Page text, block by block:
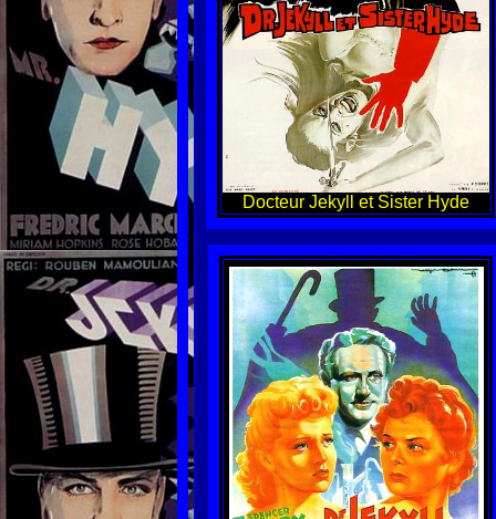
Docteur Jekyll et Sister Hyde